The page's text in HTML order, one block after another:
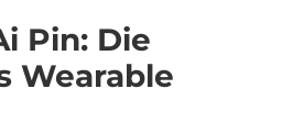
Pin: Die
Wearable